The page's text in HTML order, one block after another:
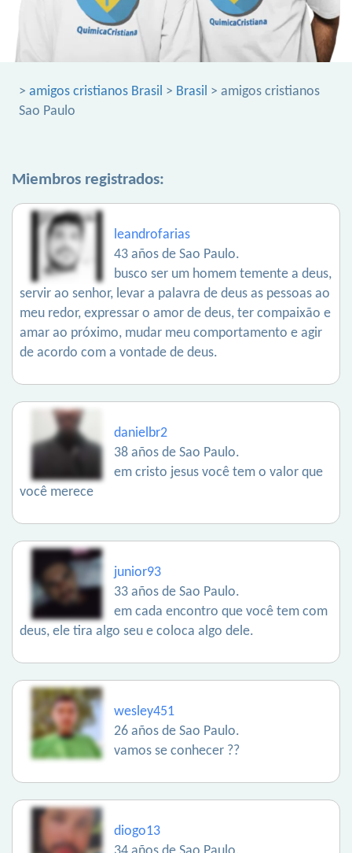
> amigos cristianos Brasil > Brasil > amigos cristianos
Sao Paulo
Miembros registrados:
leandrofarias
43 años de Sao Paulo.
busco ser um homem temente a deus,
servir ao senhor, levar a palavra de deus as pessoas ao
meu redor, expressar o amor de deus, ter compaixão e
amar ao próximo, mudar meu comportamento e agir
de acordo com a vontade de deus.
danielbr2
38 años de Sao Paulo.
em cristo jesus você tem o valor que
você merece
junior93
33 años de Sao Paulo.
em cada encontro que você tem com
deus, ele tira algo seu e coloca algo dele.
wesley451
26 años de Sao Paulo.
vamos se conhecer ??
diogo13